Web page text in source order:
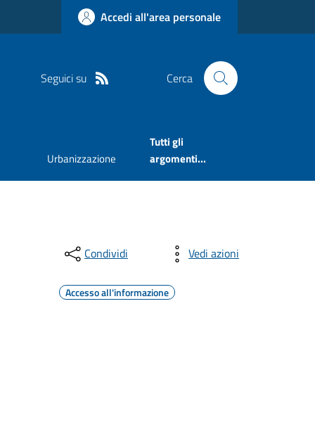
Accedi all'area personale
Seguici su Cerca
Urbanizzazione
Tutti gli
argomenti...
Condividi Vedi azioni
Accesso all'informazione